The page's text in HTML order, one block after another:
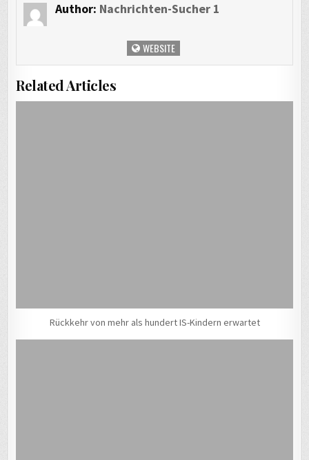
Author: Nachrichten-Sucher 1
WEBSITE
Related Articles
Rückkehr von mehr als hundert IS-Kindern erwartet